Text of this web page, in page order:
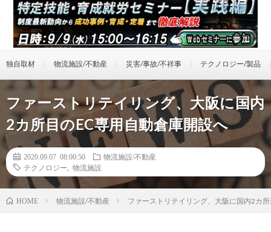
独自取材 物流施設/不動産 災害/事故/不祥事 テクノロジー/製品
ファーストリテイリング、大阪に国内
2カ所目のEC専用自動倉庫開設へ
2020.09.07 08:00:50
物流施設/不動産
テクノロジー
物流施設
HOME 物流施設/不動産 ファーストリテイリング、大阪に国内2カ